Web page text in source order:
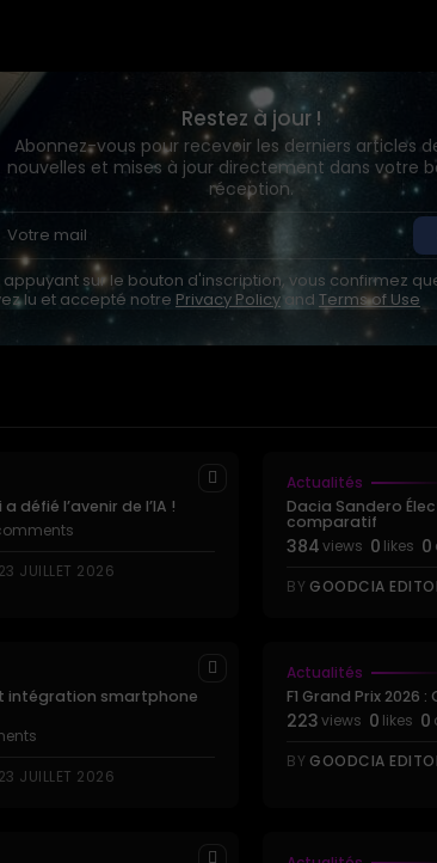
Restez à jour !
Abonnez-vous pour recevoir les derniers articles
nouvelles et mises à jour directement dans votre
réception.
appuyant sur le bouton d'inscription, vous confirmez
lu et accepté notre Privacy Policy and Terms of Use
défié l’avenir de l’IA !
23 JUILLET 2026
Actualités
Dacia Sandero
comparatif
384views 0 likes 0
BY GOODCIA
intégration smartphone
23 JUILLET 2026
Actualités
F1 Grand Prix 2026
223views 0 likes 0
BY GOODCIA